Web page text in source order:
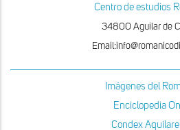
Centro de estudios
34800 Aguilar de
Imágenes del
Enciclopedia
Condex